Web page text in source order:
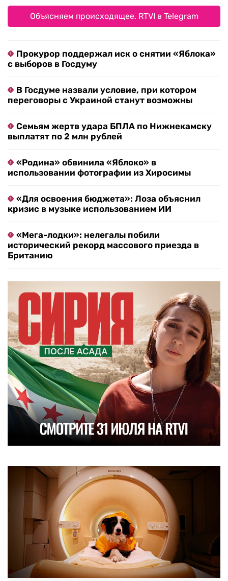
Объясняем происходящее. RTVI в Telegram
Прокурор поддержал иск о снятии «Яблока»
с выборов в Госдуму
В Госдуме назвали условие, при котором
переговоры с Украиной станут возможны
Семьям жертв удара БПЛА по Нижнекамску
выплатят по 2 млн рублей
«Родина» обвинила «Яблоко» в
использовании фотографии из Хиросимы
«Для освоения бюджета»: Лоза объяснил
кризис в музыке использованием ИИ
«Мега-лодки»: нелегалы побили
исторический рекорд массового приезда в
Британию